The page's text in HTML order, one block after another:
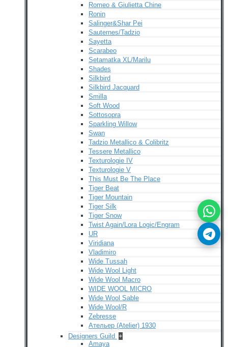
Romeo & Giulietta Chine
Ronin
Salinger&Shar Pei
Sauternes/Tadzio
Sayetta
Scarabeo
Setamatka XL/Marilu
Shades
Silkbird
Silkbird Jacquard
Smilla
Soft Wood
Sottosopra
Sparkling Willow
Swan
Tadzio Metallico & Colibritz
Tessere Metallico
Texturologie IV
Texturologie V
This Must Be The Place
Tiger Beat
Tiger Mountain
Tiger Silk
Tiger Snow
Twist Again/Lora Logic/Engram
UR
Viridiana
Vladimiro
Wide Tussah
Wide Wool Light
Wide Wool Macro
WIDE WOOL MICRO
Wide Wool Sable
Wide Wool/R
Zebresse
Ательер (Atelier) 1930
Designers Guild +
Amaya